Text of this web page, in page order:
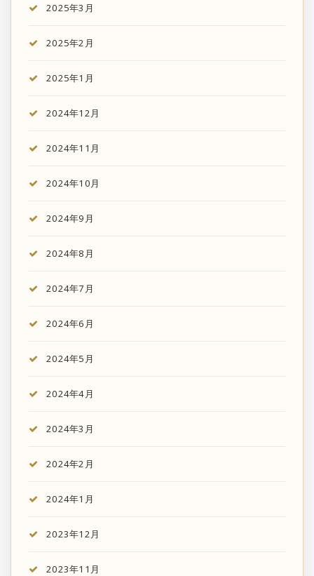
2025年3月
2025年2月
2025年1月
2024年12月
2024年11月
2024年10月
2024年9月
2024年8月
2024年7月
2024年6月
2024年5月
2024年4月
2024年3月
2024年2月
2024年1月
2023年12月
2023年11月